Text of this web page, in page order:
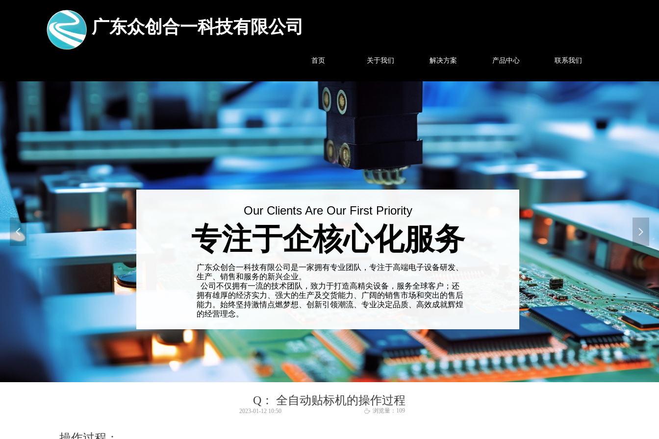
广东众创合一科技有限公司
首页 关于我们 解决方案 产品中心 联系我们
Q： 全自动贴标机的操作过程
2023-01-12 10:50 ꄘ 浏览量： 109
广东众创合一科技有限公司是一家拥有专业团队，专注于高端电子设备研发、
生产、销售和服务的新兴企业。
公司不仅拥有一流的技术团队，致力于打造高精尖设备，服务全球客户；还
拥有雄厚的经济实力、强大的生产及交货能力、广阔的销售市场和突出的售后
能力。始终坚持激情点燃梦想、创新引领潮流、专业决定品质、高效成就辉煌
的经营理念。
专注于企核心化服务
Our Clients Are Our First Priority
넳 넲